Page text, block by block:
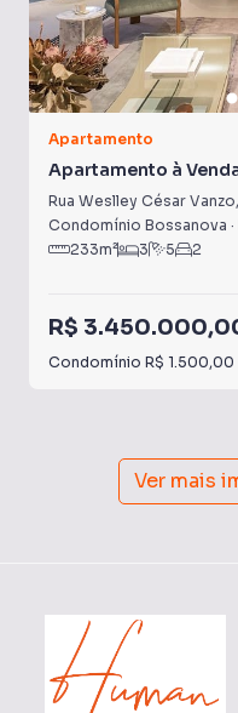
Apartamento
Apartamento à
Rua Weslley César Vanzo,
Condomínio Bossanova ·
233m² 3 5 2
R$
Condomínio R$ 1.500,00
Ver mais